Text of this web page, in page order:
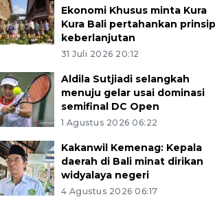
Ekonomi Khusus minta Kura
Kura Bali pertahankan prinsip
keberlanjutan
31 Juli 2026 20:12
Aldila Sutjiadi selangkah
menuju gelar usai dominasi
semifinal DC Open
1 Agustus 2026 06:22
Kakanwil Kemenag: Kepala
daerah di Bali minat dirikan
widyalaya negeri
4 Agustus 2026 06:17